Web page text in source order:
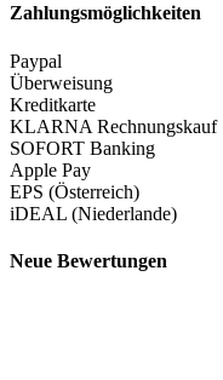
Zahlungsmöglichkeiten
Paypal
Überweisung
Kreditkarte
KLARNA Rechnungskauf
SOFORT Banking
Apple Pay
EPS (Österreich)
iDEAL (Niederlande)
Neue Bewertungen